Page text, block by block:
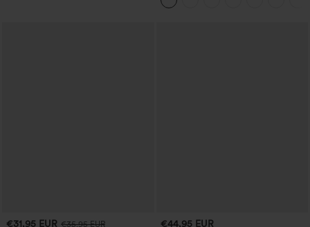
€31,95 EUR €35,95 EUR
€44,95 EUR